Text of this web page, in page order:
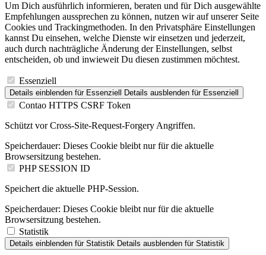
Um Dich ausführlich informieren, beraten und für Dich ausgewählte
Empfehlungen aussprechen zu können, nutzen wir auf unserer Seite
Cookies und Trackingmethoden. In den Privatsphäre Einstellungen
kannst Du einsehen, welche Dienste wir einsetzen und jederzeit,
auch durch nachträgliche Änderung der Einstellungen, selbst
entscheiden, ob und inwieweit Du diesen zustimmen möchtest.
Essenziell
Details einblenden für Essenziell Details ausblenden für Essenziell
Contao HTTPS CSRF Token
Schützt vor Cross-Site-Request-Forgery Angriffen.
Speicherdauer: Dieses Cookie bleibt nur für die aktuelle
Browsersitzung bestehen.
PHP SESSION ID
Speichert die aktuelle PHP-Session.
Speicherdauer: Dieses Cookie bleibt nur für die aktuelle
Browsersitzung bestehen.
Statistik
Details einblenden für Statistik Details ausblenden für Statistik